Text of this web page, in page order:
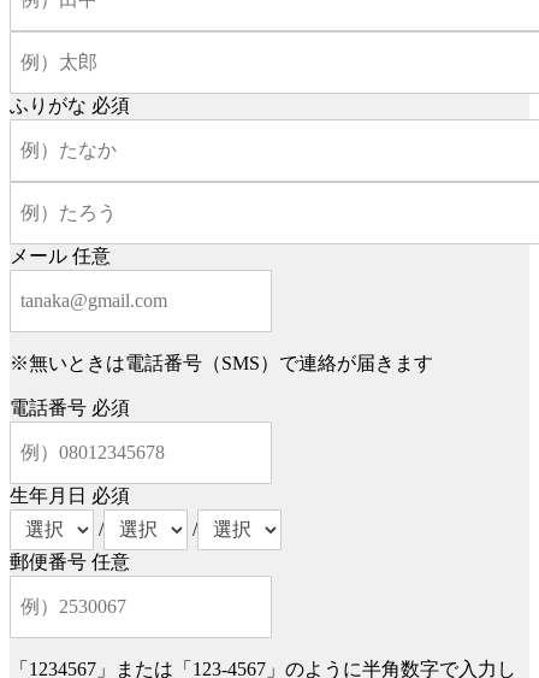
ふりがな 必須
メール 任意
※無いときは電話番号（SMS）で連絡が届きます
電話番号 必須
生年月日 必須
/
/
郵便番号 任意
「1234567」または「123-4567」のように半角数字で入力し